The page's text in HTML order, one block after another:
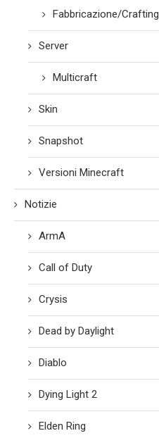
Fabbricazione/Crafting
Server
Multicraft
Skin
Snapshot
Versioni Minecraft
Notizie
ArmA
Call of Duty
Crysis
Dead by Daylight
Diablo
Dying Light 2
Elden Ring